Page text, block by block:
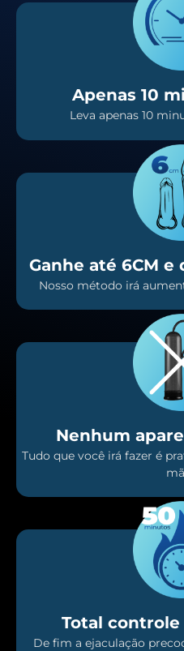
Apenas 10
Leva apenas 10
Ganhe até 6CM
Nosso método irá
Nenhum
Tudo que você irá fazer é
Total controle
De fim a ejaculação